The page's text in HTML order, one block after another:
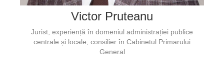
Victor Pruteanu
Jurist, experiență în domeniul administrației publice
centrale și locale, consilier în Cabinetul Primarului
General